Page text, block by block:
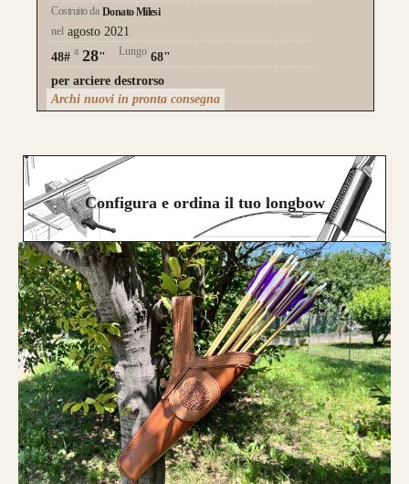
Costruito da Donato Milesi
nel agosto 2021
48# a 28" Lungo 68"
per arciere destrorso
Archi nuovi in pronta consegna
Configura e ordina il tuo longbow